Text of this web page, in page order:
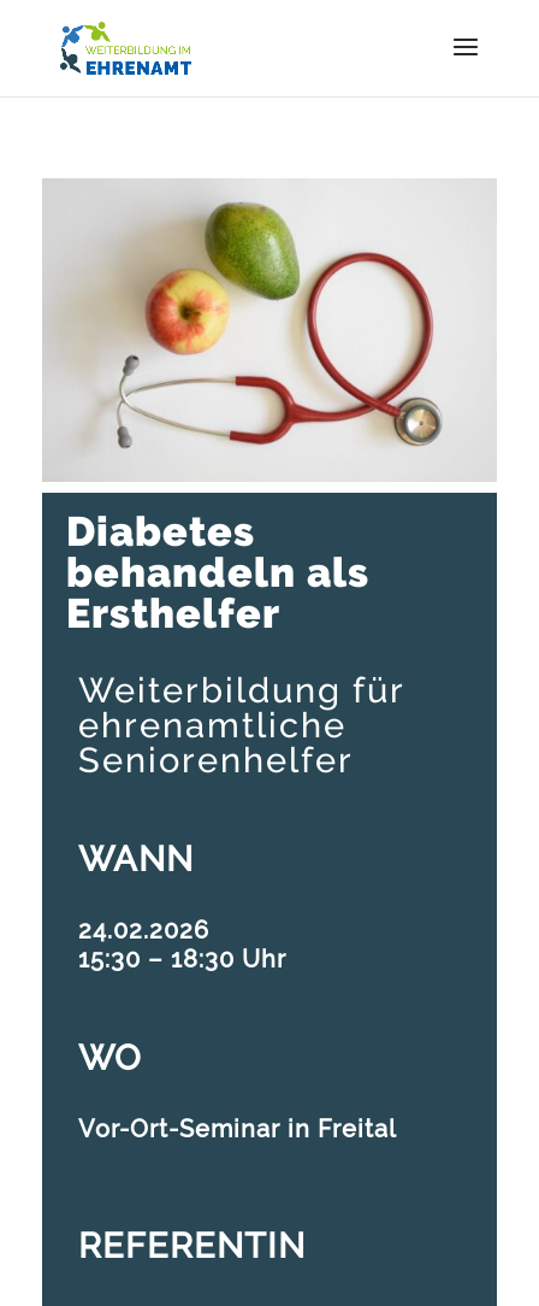
Diabetes
behandeln als
Ersthelfer
Weiterbildung für
ehrenamtliche
Seniorenhelfer
WANN
24.02.2026
15:30 – 18:30 Uhr
WO
Vor-Ort-Seminar in Freital
REFERENTIN